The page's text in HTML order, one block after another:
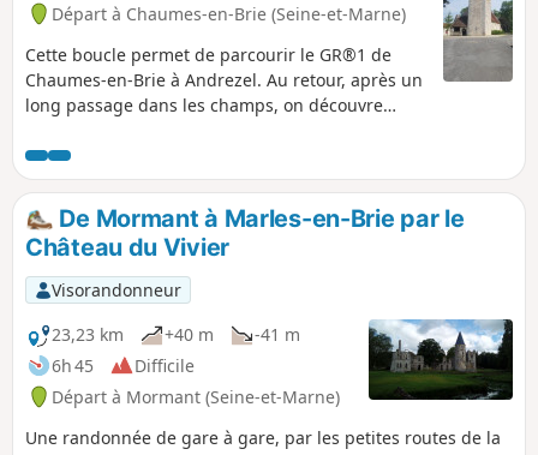
Départ à Chaumes-en-Brie (Seine-et-Marne)
Cette boucle permet de parcourir le GR®1 de
Chaumes-en-Brie à Andrezel. Au retour, après un
long passage dans les champs, on découvre
d'Argentières que traverse l'Yerres.
De Mormant à Marles-en-Brie par le
Château du Vivier
Visorandonneur
23,23 km
+40 m
-41 m
6h 45
Difficile
Départ à Mormant (Seine-et-Marne)
Une randonnée de gare à gare, par les petites routes de la